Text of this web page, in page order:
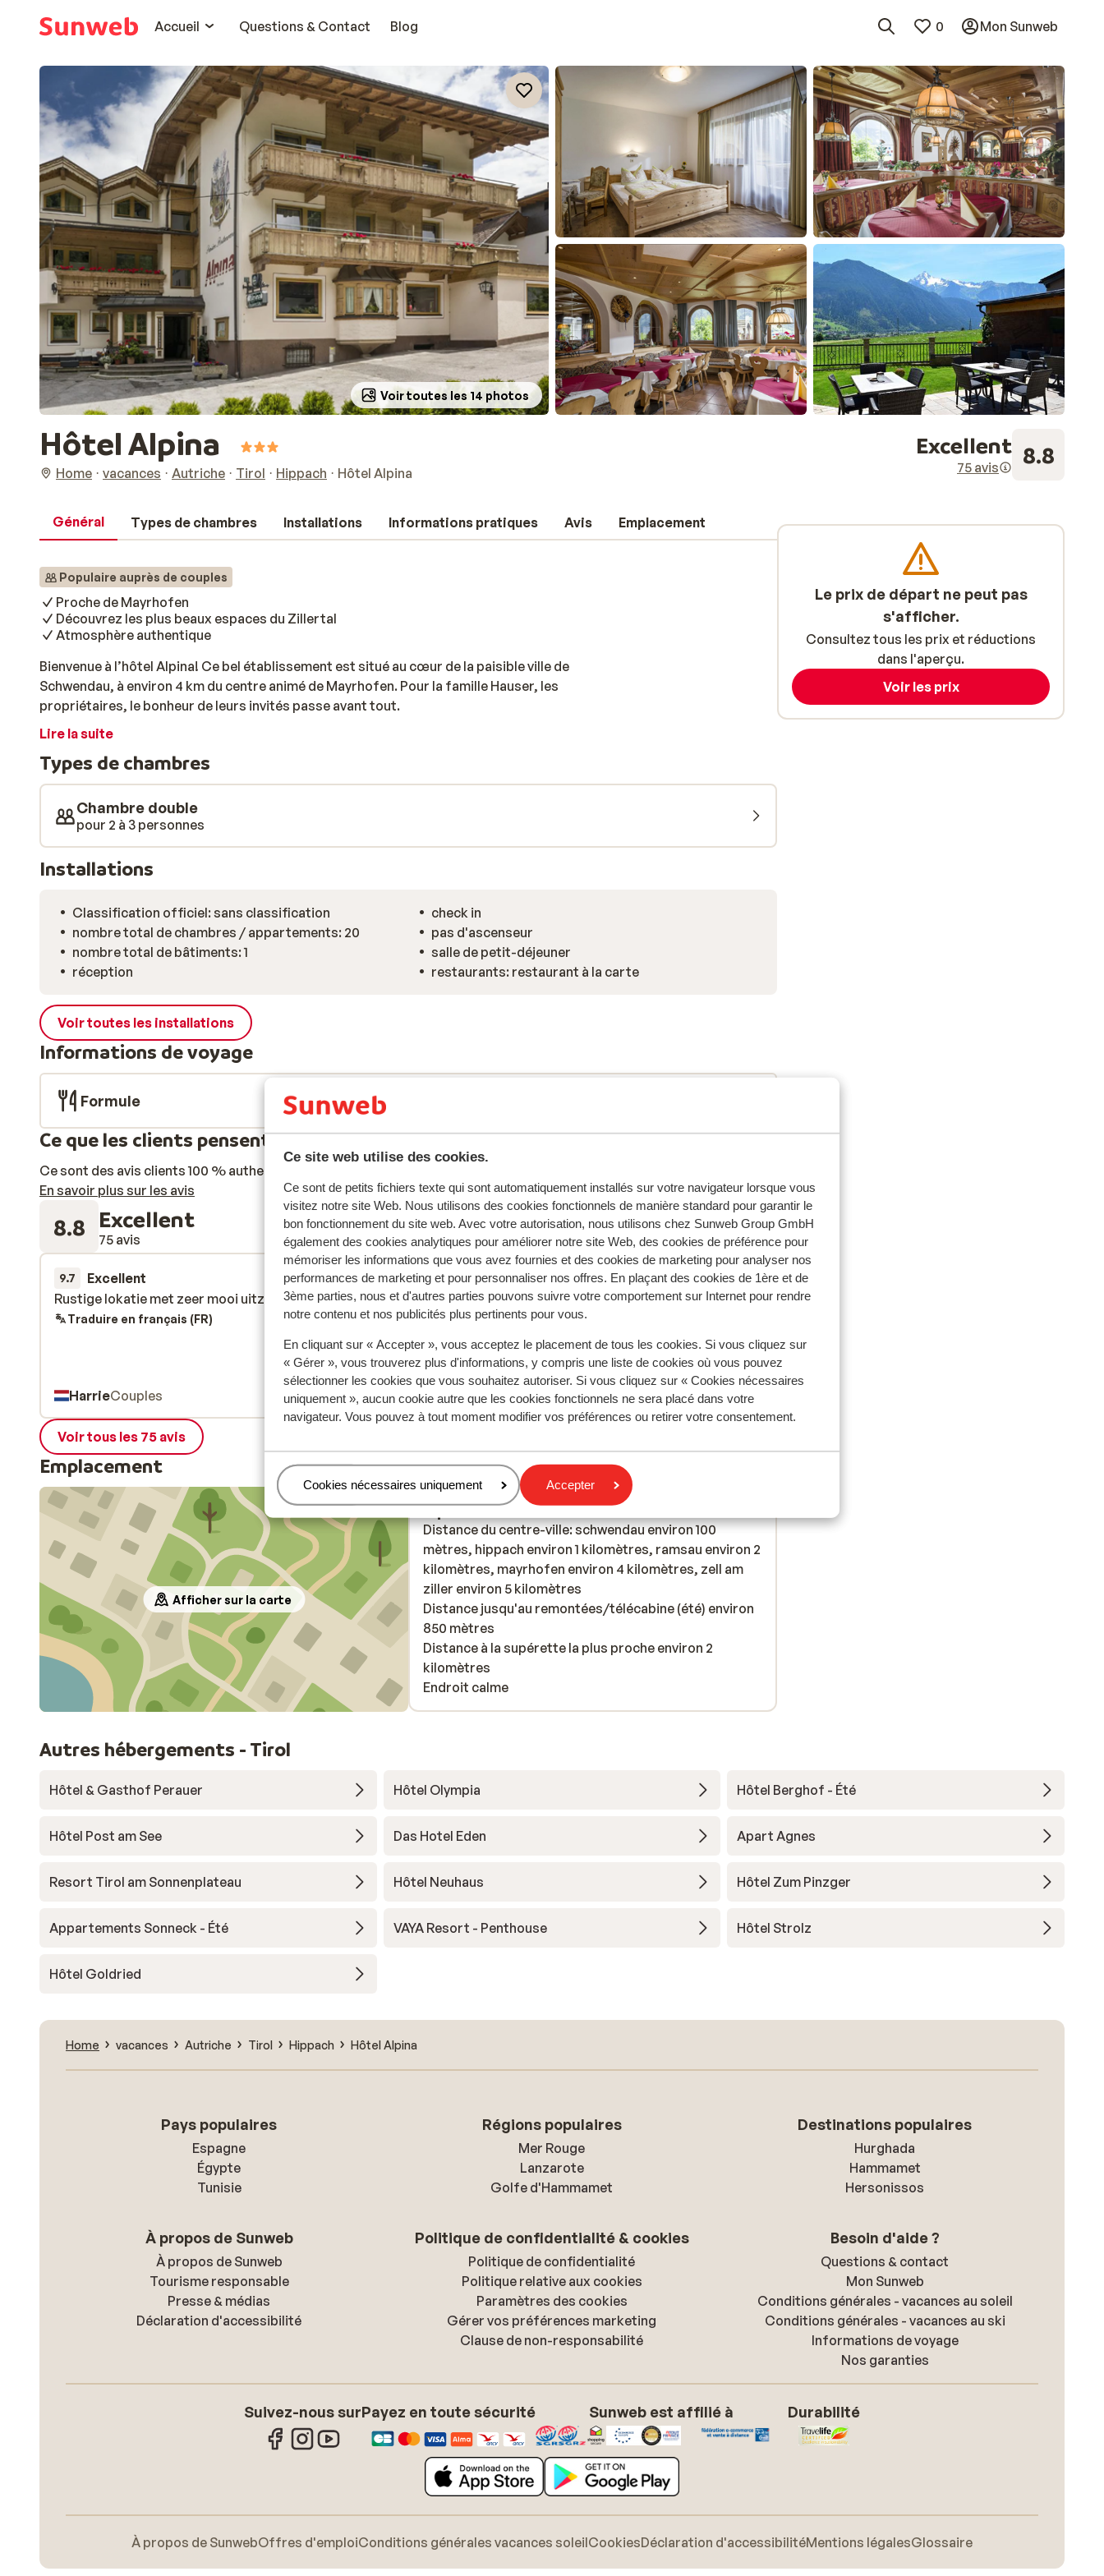
Ce site web utilise des cookies.
Ce sont de petits fichiers texte qui sont automatiquement installés sur votre navigateur lorsque vous
visitez notre site Web. Nous utilisons des cookies fonctionnels de manière standard pour garantir le
bon fonctionnement du site web. Avec votre autorisation, nous utilisons chez Sunweb Group GmbH
également des cookies analytiques pour améliorer notre site Web, des cookies de préférence pour
mémoriser les informations que vous avez fournies et des cookies de marketing pour analyser nos
performances de marketing et pour personnaliser nos offres. En plaçant des cookies de 1ère et de
3ème parties, nous et d'autres parties pouvons suivre votre comportement sur Internet pour rendre
notre contenu et nos publicités plus pertinents pour vous.
En cliquant sur « Accepter », vous acceptez le placement de tous les cookies. Si vous cliquez sur
« Gérer », vous trouverez plus d'informations, y compris une liste de cookies où vous pouvez
sélectionner les cookies que vous souhaitez autoriser. Si vous cliquez sur « Cookies nécessaires
uniquement », aucun cookie autre que les cookies fonctionnels ne sera placé dans votre
navigateur. Vous pouvez à tout moment modifier vos préférences ou retirer votre consentement.
Gérer
Cookies nécessaires uniquement Accepter
Accueil
Questions & Contact Blog 0 Mon Sunweb
Voir toutes les 14 photos
Hôtel Alpina
Home vacances Autriche Tirol Hippach Hôtel Alpina
Excellent
75 avis 8.8
Général Types de chambres Installations Informations pratiques Avis Emplacement
Populaire auprès de couples
Proche de Mayrhofen
Découvrez les plus beaux espaces du Zillertal
Atmosphère authentique
Bienvenue à l’hôtel Alpina! Ce bel établissement est situé au cœur de la paisible ville de
Schwendau, à environ 4 km du centre animé de Mayrhofen. Pour la famille Hauser, les
propriétaires, le bonheur de leurs invités passe avant tout.
Lire la suite
Types de chambres
Chambre double
pour 2 à 3 personnes
Installations
Classification officiel: sans classification
nombre total de chambres / appartements: 20
nombre total de bâtiments: 1
réception
check in
pas d'ascenseur
salle de petit-déjeuner
restaurants: restaurant à la carte
Voir toutes les installations
Informations de voyage
Formule
Ce que les clients pensent
Ce sont des avis clients 100 % authentiques qui reflètent fidèlement leur expérience avec notre produit.
En savoir plus sur les avis
8.8 Excellent
75 avis Réservé principalement par couples
9.7 Excellent
il y a 3 semaines
Rustige lokatie met zeer mooi uitzicht.
Rustige lokatie met zeer mooi uitzicht.
Traduire en français (FR)
HarrieCouples
9.0 Excellent
28 juin 2026
Net traditioneel Oostenrijks hotel. Zeer servicegericht
team waarbij alles wordt gedaan om het de gasten naar
hun zin te maken. Alles is even schoon, ook op de
kamer en, ook belangrijk, goede bedden!
Net traditioneel Oostenrijks hotel. Zeer servicegericht
team waarbij alles wordt gedaan om het de gasten naar
hun zin te maken. Alles is even schoon, ook op de
kamer en, ook belangrijk, goede bedden!
Traduire en français (FR)
Michel LeidenGroupes
Voir tous les 75 avis
Emplacement
Afficher sur la carte
À proximité
Distance du centre-ville: schwendau environ 100
mètres, hippach environ 1 kilomètres, ramsau environ 2
kilomètres, mayrhofen environ 4 kilomètres, zell am
ziller environ 5 kilomètres
Distance jusqu'au remontées/télécabine (été) environ
850 mètres
Distance à la supérette la plus proche environ 2
kilomètres
Endroit calme
Le prix de départ ne peut pas
s'afficher.
Consultez tous les prix et réductions
dans l'aperçu.
Voir les prix
Autres hébergements - Tirol
Hôtel & Gasthof Perauer Hôtel Olympia Hôtel Berghof - Été
Hôtel Post am See Das Hotel Eden Apart Agnes
Resort Tirol am Sonnenplateau Hôtel Neuhaus Hôtel Zum Pinzger
Appartements Sonneck - Été VAYA Resort - Penthouse Hôtel Strolz
Hôtel Goldried
Home vacances Autriche Tirol Hippach Hôtel Alpina
Pays populaires
Espagne
Égypte
Tunisie
Régions populaires
Mer Rouge
Lanzarote
Golfe d'Hammamet
Destinations populaires
Hurghada
Hammamet
Hersonissos
À propos de Sunweb
À propos de Sunweb
Tourisme responsable
Presse & médias
Déclaration d'accessibilité
Politique de confidentialité & cookies
Politique de confidentialité
Politique relative aux cookies
Paramètres des cookies
Gérer vos préférences marketing
Clause de non-responsabilité
Besoin d'aide ?
Questions & contact
Mon Sunweb
Conditions générales - vacances au soleil
Conditions générales - vacances au ski
Informations de voyage
Nos garanties
Suivez-nous surPayez en toute sécurité Sunweb est affilié à Durabilité
À propos de SunwebOffres d'emploiConditions générales vacances soleilCookiesDéclaration d'accessibilitéMentions légalesGlossaire